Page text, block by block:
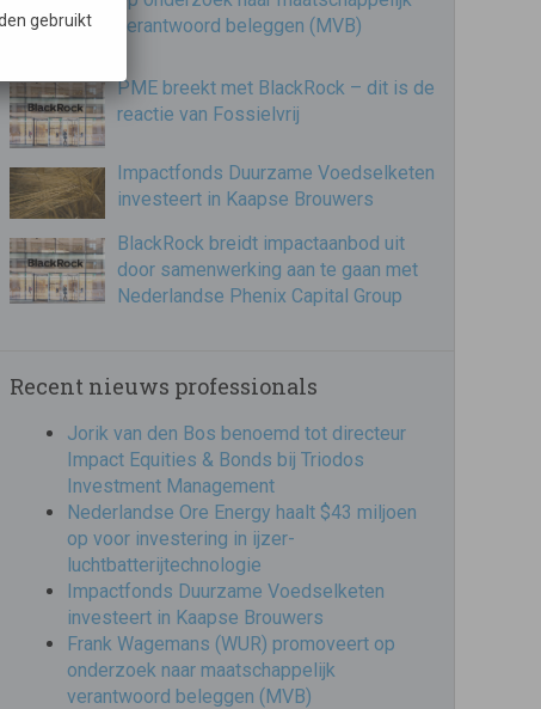
verantwoord beleggen (MVB)
PME breekt met BlackRock – dit is de
reactie van Fossielvrij
Impactfonds Duurzame Voedselketen
investeert in Kaapse Brouwers
BlackRock breidt impactaanbod uit
door samenwerking aan te gaan met
Nederlandse Phenix Capital Group
Recent nieuws professionals
Jorik van den Bos benoemd tot directeur
Impact Equities & Bonds bij Triodos
Investment Management
Nederlandse Ore Energy haalt $43 miljoen
op voor investering in ijzer-
luchtbatterijtechnologie
Impactfonds Duurzame Voedselketen
investeert in Kaapse Brouwers
Frank Wagemans (WUR) promoveert op
onderzoek naar maatschappelijk
verantwoord beleggen (MVB)
gebruikt